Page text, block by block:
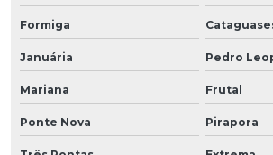
Formiga
Januária Pedro
Mariana Frutal
Ponte Nova Pirapora